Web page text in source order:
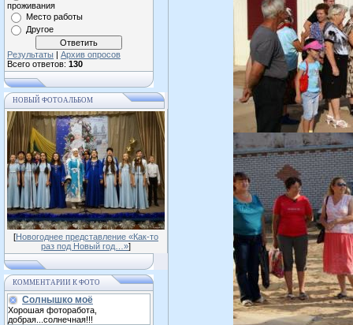
проживания
Место работы
Другое
Результаты | Архив опросов
Всего ответов: 130
НОВЫЙ ФОТОАЛЬБОМ
[Новогоднее представление «Как-то
раз под Новый год…»]
КОММЕНТАРИИ К ФОТО
Солнышко моё
Хорошая фоторабота,
добрая...солнечная!!!